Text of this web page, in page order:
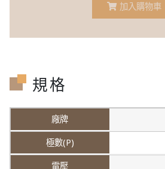
加入購物車
規格